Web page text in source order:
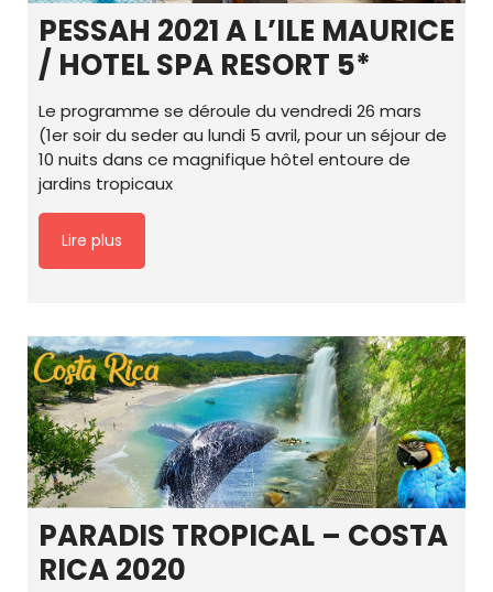
PESSAH 2021 A L’ILE MAURICE
/ HOTEL SPA RESORT 5*
Le programme se déroule du vendredi 26 mars
(1er soir du seder au lundi 5 avril, pour un séjour de
10 nuits dans ce magnifique hôtel entoure de
jardins tropicaux
Lire plus
PARADIS TROPICAL – COSTA
RICA 2020